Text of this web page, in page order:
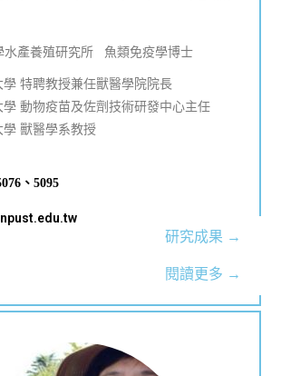
水產養殖研究所 魚類免疫學博士
學 特聘教授兼任獸醫學院院長
學 動物疫苗及佐劑技術研發中心主任
學 獸醫學系教授
、5095
研究成果 →
閱讀更多 →